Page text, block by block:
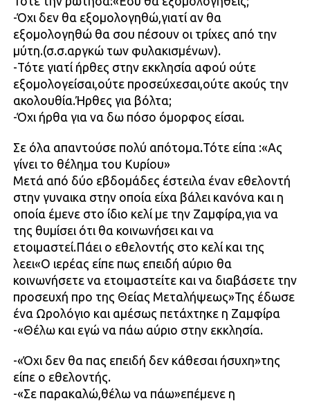
-Όχι δεν θα εξομολογηθώ,γιατί αν θα
εξομολογηθώ θα σου πέσουν οι τρίχες από την
μύτη.(σ.σ.αργκώ των φυλακισμένων).
-Τότε γιατί ήρθες στην εκκλησία αφού ούτε
εξομολογείσαι,ούτε προσεύχεσαι,ούτε ακούς την
ακολουθία.Ήρθες για βόλτα;
-Όχι ήρθα για να δω πόσο όμορφος είσαι.
Σε όλα απαντούσε πολύ απότομα.Τότε είπα :«Ας
γίνει το θέλημα του Κυρίου»
Μετά από δύο εβδομάδες έστειλα έναν εθελοντή
στην γυναικα στην οποία είχα βάλει κανόνα και η
οποία έμενε στο ίδιο κελί με την Ζαμφίρα,για να
της θυμίσει ότι θα κοινωνήσει και να
ετοιμαστεί.Πάει ο εθελοντής στο κελί και της
λεει«Ο ιερέας είπε πως επειδή αύριο θα
κοινωνήσετε να ετοιμαστείτε και να διαβάσετε την
προσευχή προ της Θείας Μεταλήψεως»Της έδωσε
ένα Ωρολόγιο και αμέσως πετάχτηκε η Ζαμφίρα
-«Θέλω και εγώ να πάω αύριο στην εκκλησία.
-«Όχι δεν θα πας επειδή δεν κάθεσαι ήσυχη»της
είπε ο εθελοντής.
-«Σε παρακαλώ,θέλω να πάω»επέμενε η